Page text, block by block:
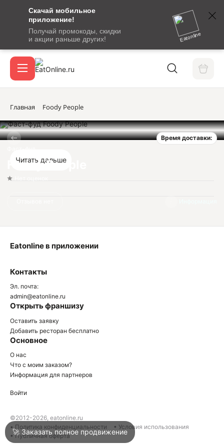
Скачай мобильное
приложение!
Получай промокоды, скидки
и акции раньше других!
Eatonline
сообщение
кодом
подтверждения
Акции
Войти
Написать в техподдержку
Главная Foody People
Время доставки:
Foody People
Читать дальше
Контакты
Эл. почта:
admin@eatonline.ru
Открыть франшизу
Оставить заявку
Добавить ресторан бесплатно
Основное
О нас
Что с моим заказом?
Информация для партнеров
Eatonline в приложении
Войти
©2012-2026, eatonline.ru
• Политика конфиденциальности
• Условия использования
• Публичная оферта
🚀 Заказать полное продвижение